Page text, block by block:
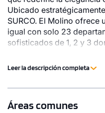
Ubicado
SURCO. El Molino ofrece
igual con solo 23
sofisticados de 1, 2 y 3
contemporáneo con
prestigiosas y accesibles
sido pensado para
Leer la descripción completa
Áreas comunes